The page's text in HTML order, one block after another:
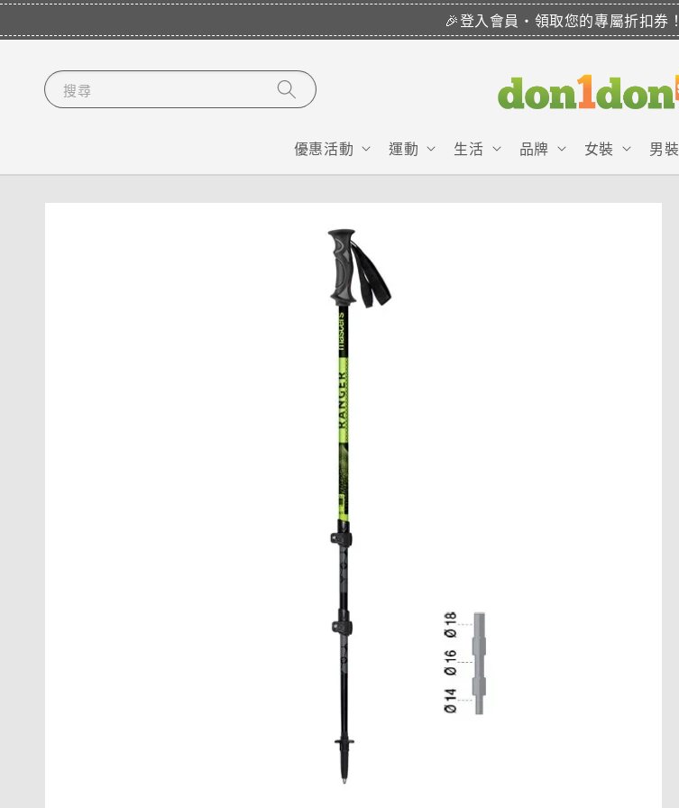
🎉登入會員・領取您的專屬折扣券！
搜尋
優惠活動 運動 生活 品牌 女裝 男裝